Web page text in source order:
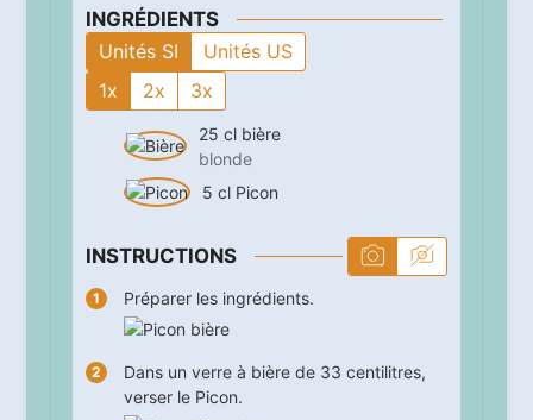
INGRÉDIENTS
Unités SI
Unités US
1x
2x 3x
25 cl bière
blonde
5 cl Picon
INSTRUCTIONS
Préparer les ingrédients.
Dans un verre à bière de 33 centilitres,
verser le Picon.